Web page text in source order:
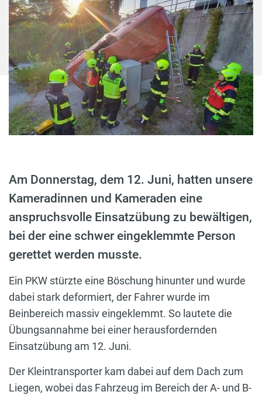
Am Donnerstag, dem 12. Juni, hatten unsere
Kameradinnen und Kameraden eine
anspruchsvolle Einsatzübung zu bewältigen,
bei der eine schwer eingeklemmte Person
gerettet werden musste.
Ein PKW stürzte eine Böschung hinunter und wurde
dabei stark deformiert, der Fahrer wurde im
Beinbereich massiv eingeklemmt. So lautete die
Übungsannahme bei einer herausfordernden
Einsatzübung am 12. Juni.
Der Kleintransporter kam dabei auf dem Dach zum
Liegen, wobei das Fahrzeug im Bereich der A- und B-